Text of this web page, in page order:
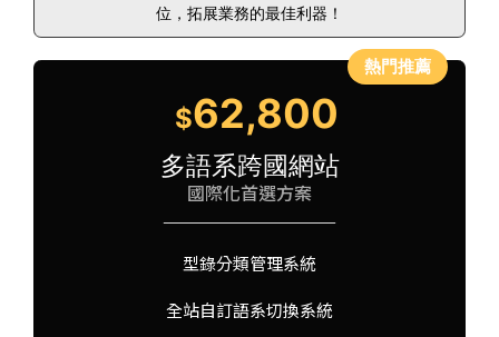
位，拓展業務的最佳利器！
$62,800
多語系跨國網站
國際化首選方案
型錄分類管理系統
全站自訂語系切換系統